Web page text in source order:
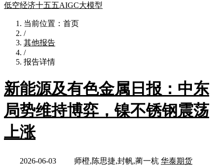
低空经济十五五AIGC大模型
当前位置：首页
/
其他报告
/
报告详情
新能源及有色金属日报：中东
局势维持博弈，镍不锈钢震荡
上涨
2026-06-03 师橙,陈思捷,封帆,蔺一杭 华泰期货